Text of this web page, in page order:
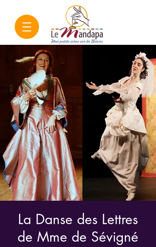
La Danse des Lettres
de Mme de Sévigné